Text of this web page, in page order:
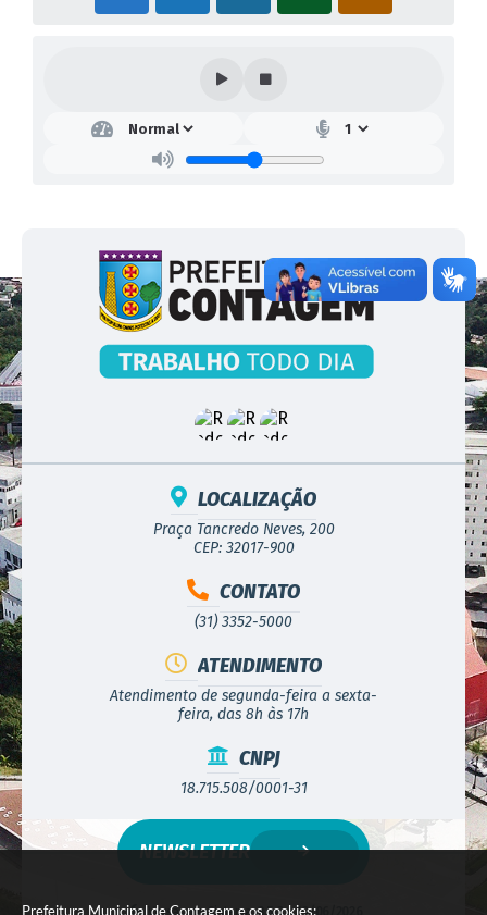
Prefeitura Municipal de Contagem e os cookies:
LOCALIZAÇÃO
Praça Tancredo Neves, 200
CEP: 32017-900
CONTATO
(31) 3352-5000
ATENDIMENTO
Atendimento de segunda-feira a sexta-
feira, das 8h às 17h
CNPJ
18.715.508/0001-31
Versão do Sistema:3.5.3 - 19/06/2026
NEWSLETTER